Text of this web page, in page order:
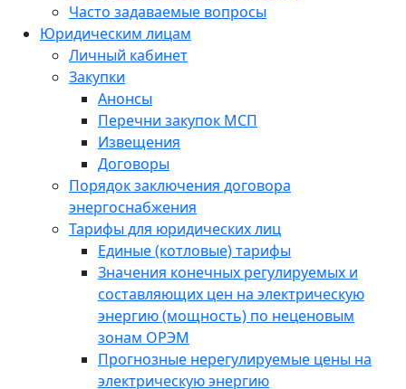
Часто задаваемые вопросы
Юридическим лицам
Личный кабинет
Закупки
Анонсы
Перечни закупок МСП
Извещения
Договоры
Порядок заключения договора
энергоснабжения
Тарифы для юридических лиц
Единые (котловые) тарифы
Значения конечных регулируемых и
составляющих цен на электрическую
энергию (мощность) по неценовым
зонам ОРЭМ
Прогнозные нерегулируемые цены на
электрическую энергию